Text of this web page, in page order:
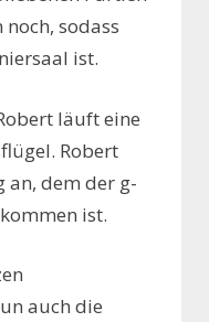
sodass
ist.
läuft eine
Robert
an, dem der g-
ist.
auch die